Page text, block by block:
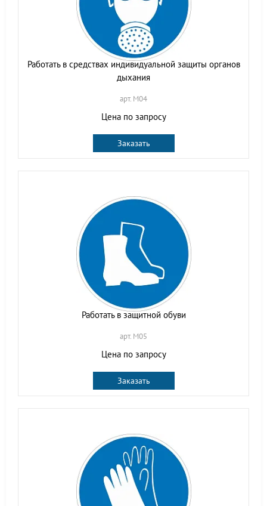
Работать в средствах индивидуальной защиты органов
дыхания
арт. M04
Цена по запросу
Заказать
Работать в защитной обуви
арт. M05
Цена по запросу
Заказать